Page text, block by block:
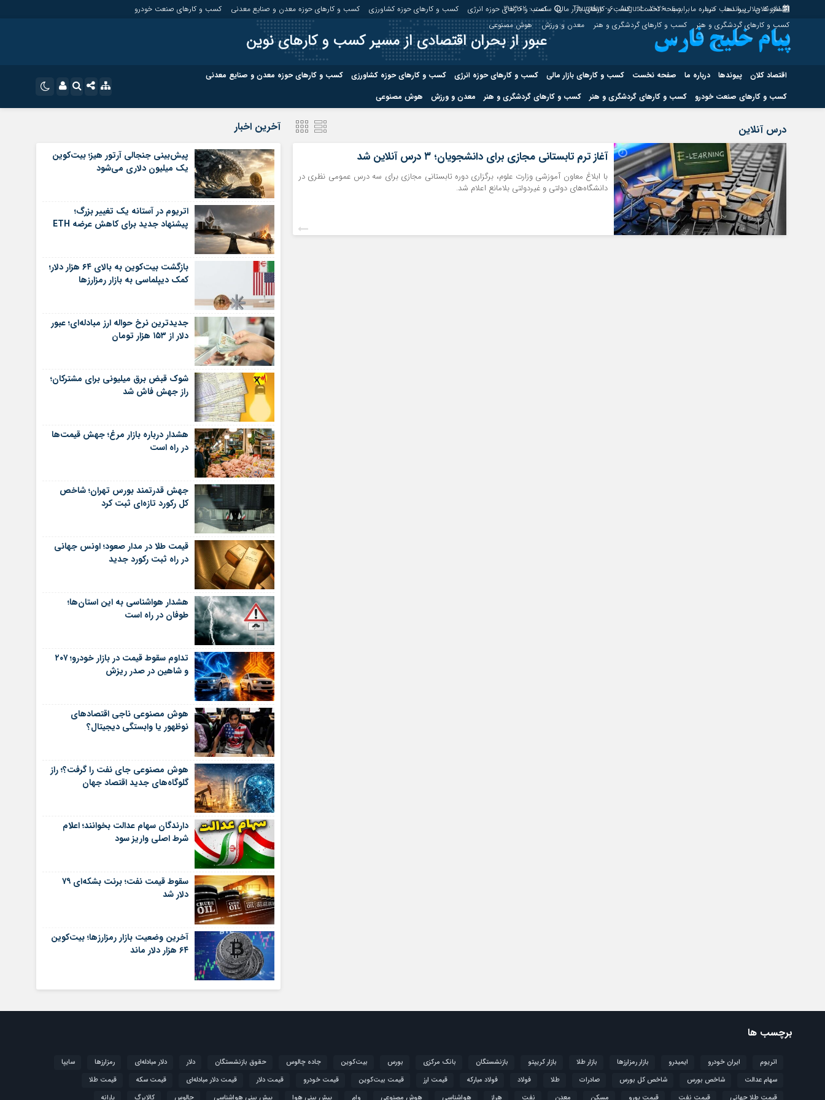
افزونه جلالی را نصب کنید. برابر با : Thursday - 6 - August - 2026 ساعت :3:13:02 اقتصاد کلان پیوندها درباره ما صفحه نخست کسب و کارهای بازار مالی کسب و کارهای حوزه انرژی کسب و کارهای حوزه کشاورزی کسب و کارهای حوزه معدن و صنایع معدنی
کسب و کارهای صنعت خودرو
کسب و کارهای گردشگری و هنر
کسب و کارهای گردشگری و هنر معدن و ورزش هوش مصنوعی
عبور از بحران اقتصادی از مسیر کسب و کارهای نوین
اقتصاد کلان پیوندها درباره ما صفحه نخست کسب و کارهای بازار مالی کسب و کارهای حوزه انرژی کسب و کارهای حوزه کشاورزی
کسب و کارهای حوزه معدن و صنایع معدنی
کسب و کارهای صنعت خودرو
کسب و کارهای گردشگری و هنر کسب و کارهای گردشگری و هنر معدن و ورزش هوش مصنوعی
سروش
آپارات
رمز عبور
مرا به خاطر بسپار
صفحه نخست
کسب و کارهای حوزه انرژی کسب و کارهای حوزه کشاورزی کسب و کارهای حوزه معدن و
صنایع معدنی
کسب و کارهای صنعت خودرو کسب و کارهای گردشگری و هنر
کسب و کارهای گردشگری و هنر
هوش مصنوعی
درس آنلاین
آغاز ترم تابستانی مجازی برای دانشجویان؛ ۳ درس آنلاین شد
با ابلاغ معاون آموزشی وزارت علوم، برگزاری دوره تابستانی مجازی برای سه درس عمومی نظری در
دانشگاه‌های دولتی و غیردولتی بلامانع اعلام شد.
آخرین اخبار
پیش‌بینی جنجالی آرتور هیز؛ بیت‌کوین
یک میلیون دلاری می‌شود
اتریوم در آستانه یک تغییر بزرگ؛
پیشنهاد جدید برای کاهش عرضه ETH
بازگشت بیت‌کوین به بالای ۶۴ هزار دلار؛
کمک دیپلماسی به بازار رمزارزها
جدیدترین نرخ حواله ارز مبادله‌ای؛ عبور
دلار از ۱۵۳ هزار تومان
شوک قبض برق میلیونی برای مشترکان؛
راز جهش فاش شد
هشدار درباره بازار مرغ؛ جهش قیمت‌ها
در راه است
جهش قدرتمند بورس تهران؛ شاخص
کل رکورد تازه‌ای ثبت کرد
قیمت طلا در مدار صعود؛ اونس جهانی
در راه ثبت رکورد جدید
هشدار هواشناسی به این استان‌ها؛
طوفان در راه است
تداوم سقوط قیمت در بازار خودرو؛ ۲۰۷
و شاهین در صدر ریزش
هوش مصنوعی ناجی اقتصادهای
نوظهور یا وابستگی دیجیتال؟
هوش مصنوعی جای نفت را گرفت؟؛ راز
گلوگاه‌های جدید اقتصاد جهان
دارندگان سهام عدالت بخوانند؛ اعلام
شرط اصلی واریز سود
سقوط قیمت نفت؛ برنت بشکه‌ای ۷۹
دلار شد
آخرین وضعیت بازار رمزارزها؛ بیت‌کوین
۶۴ هزار دلار ماند
برچسب ها
اتریوم ایران خودرو ایمیدرو بازار رمزارزها بازار طلا بازار کریپتو بازنشستگان بانک مرکزی بورس بیت‌کوین جاده چالوس حقوق بازنشستگان دلار دلار مبادله‌ای رمزارزها
سایپا
سهام عدالت
شاخص بورس شاخص کل بورس صادرات طلا فولاد فولاد مبارکه قیمت ارز قیمت بیت‌کوین قیمت خودرو قیمت دلار قیمت دلار مبادله‌ای قیمت سکه
قیمت طلا
قیمت طلا جهانی
قیمت نفت قیمت یورو مسکن معدن نفت هراز هواشناسی هوش مصنوعی وام پیش بینی هوا پیش بینی هواشناسی چالوس کالابرگ یارانه